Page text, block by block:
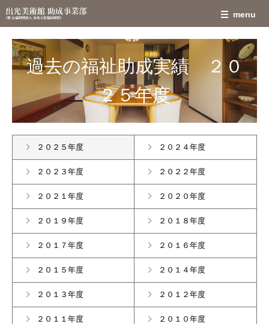
過去の福祉助成実績 ２０
２５年度
２０２５年度 ２０２４年度
２０２３年度 ２０２２年度
２０２１年度 ２０２０年度
２０１９年度 ２０１８年度
２０１７年度 ２０１６年度
２０１５年度 ２０１４年度
２０１３年度 ２０１２年度
２０１１年度 ２０１０年度